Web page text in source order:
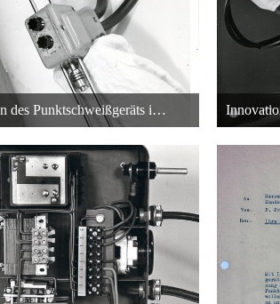
Innovation des Punktschweißgeräts in Rüsselsheim bei der Adam Opel AG
26. Oktober 2013 um 00:55
22